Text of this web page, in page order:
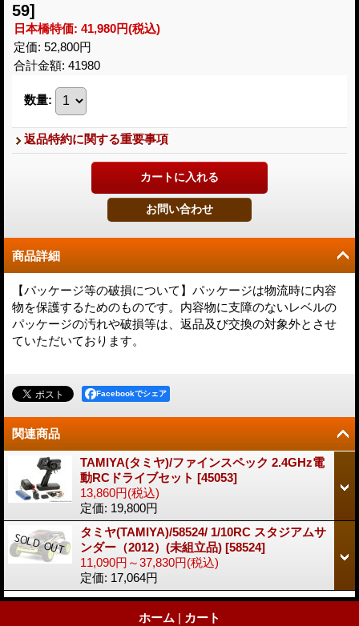
59]
日本橋特価: 41,980円(税込)
定価: 52,800円
合計金額: 41980
数量:
返品特約に関する重要事項
商品詳細
【パッケージ等の破損について】パッケージは物流時に内容
物を保護するためのものです。内容物に支障のないレベルの
パッケージの汚れや破損等は、返品及び交換の対象外とさせ
ていただいております。
Facebookでシェア
関連商品
TAMIYA(タミヤ)/ファインスペック 2.4GHz電
動RCドライブセット [45053]
13,860円(税込)
定価: 19,800円
タミヤ(TAMIYA)/58524/ 1/10RC スタジアムサ
ンダー（2012）(未組立品) [58524]
11,090円～37,830円(税込)
定価: 17,064円
ホーム | カート